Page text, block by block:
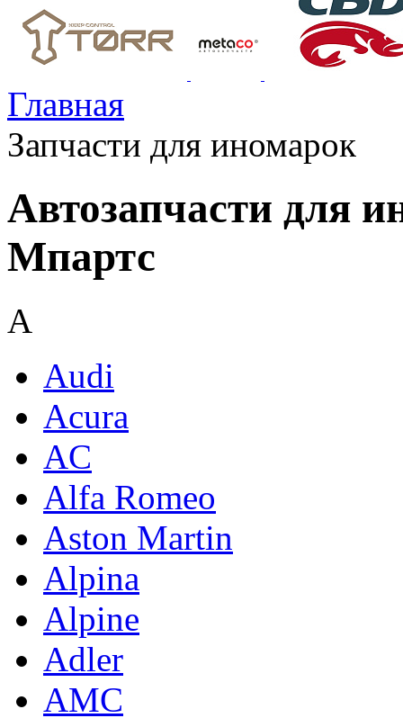
Главная
Запчасти для иномарок
Автозапчасти для
Мпартс
A
Audi
Acura
AC
Alfa Romeo
Aston Martin
Alpina
Alpine
Adler
AMC